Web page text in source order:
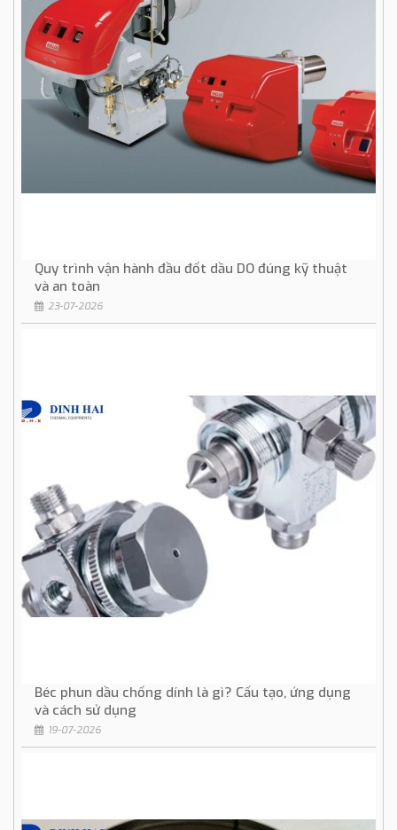
Quy trình vận hành đầu đốt dầu DO đúng kỹ thuật
và an toàn
23-07-2026
Béc phun dầu chống dính là gì? Cấu tạo, ứng dụng
và cách sử dụng
19-07-2026